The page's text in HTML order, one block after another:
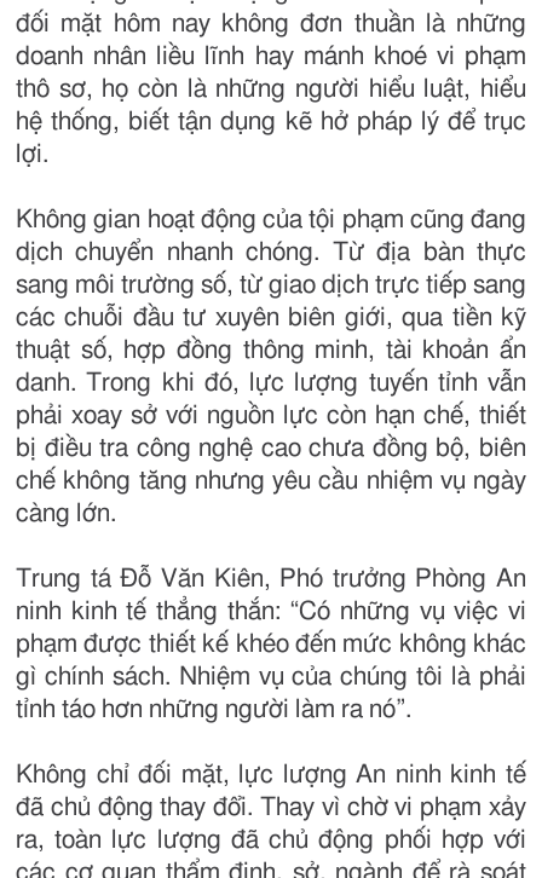
đối mặt hôm nay không đơn thuần là những
doanh nhân liều lĩnh hay mánh khoé vi phạm
thô sơ, họ còn là những người hiểu luật, hiểu
hệ thống, biết tận dụng kẽ hở pháp lý để trục
lợi.
Không gian hoạt động của tội phạm cũng đang
dịch chuyển nhanh chóng. Từ địa bàn thực
sang môi trường số, từ giao dịch trực tiếp sang
các chuỗi đầu tư xuyên biên giới, qua tiền kỹ
thuật số, hợp đồng thông minh, tài khoản ẩn
danh. Trong khi đó, lực lượng tuyến tỉnh vẫn
phải xoay sở với nguồn lực còn hạn chế, thiết
bị điều tra công nghệ cao chưa đồng bộ, biên
chế không tăng nhưng yêu cầu nhiệm vụ ngày
càng lớn.
Trung tá Đỗ Văn Kiên, Phó trưởng Phòng An
ninh kinh tế thẳng thắn: “Có những vụ việc vi
phạm được thiết kế khéo đến mức không khác
gì chính sách. Nhiệm vụ của chúng tôi là phải
tỉnh táo hơn những người làm ra nó”.
Không chỉ đối mặt, lực lượng An ninh kinh tế
đã chủ động thay đổi. Thay vì chờ vi phạm xảy
ra, toàn lực lượng đã chủ động phối hợp với
các cơ quan thẩm định, sở, ngành để rà soát